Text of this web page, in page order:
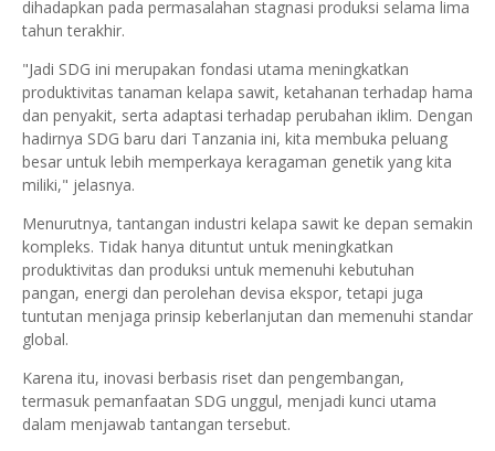
dihadapkan pada permasalahan stagnasi produksi selama lima
tahun terakhir.
"Jadi SDG ini merupakan fondasi utama meningkatkan
produktivitas tanaman kelapa sawit, ketahanan terhadap hama
dan penyakit, serta adaptasi terhadap perubahan iklim. Dengan
hadirnya SDG baru dari Tanzania ini, kita membuka peluang
besar untuk lebih memperkaya keragaman genetik yang kita
miliki," jelasnya.
Menurutnya, tantangan industri kelapa sawit ke depan semakin
kompleks. Tidak hanya dituntut untuk meningkatkan
produktivitas dan produksi untuk memenuhi kebutuhan
pangan, energi dan perolehan devisa ekspor, tetapi juga
tuntutan menjaga prinsip keberlanjutan dan memenuhi standar
global.
Karena itu, inovasi berbasis riset dan pengembangan,
termasuk pemanfaatan SDG unggul, menjadi kunci utama
dalam menjawab tantangan tersebut.